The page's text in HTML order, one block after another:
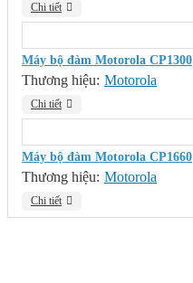
Chi tiết
Máy bộ đàm Motorola CP1300
Thương hiệu: Motorola
Chi tiết
Máy bộ đàm Motorola CP1660
Thương hiệu: Motorola
Chi tiết